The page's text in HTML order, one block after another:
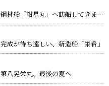
鋼材船「紺星丸」へ訪船してきました！
完成が待ち遠しい、新造船「栄希」
第八晃栄丸、最後の夏へ